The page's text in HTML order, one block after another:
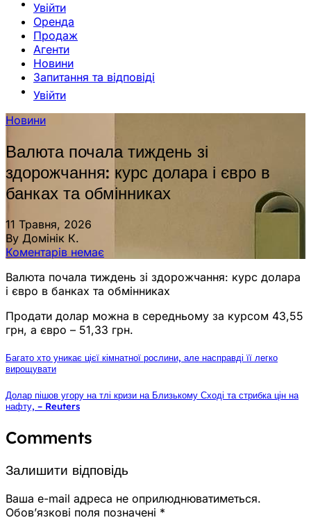
Увійти
Оренда
Продаж
Агенти
Новини
Запитання та відповіді
Увійти
Новини
Валюта почала тиждень зі
здорожчання: курс долара і євро в
банках та обмінниках
11 Травня, 2026
By Домінік К.
Коментарів немає
Валюта почала тиждень зі здорожчання: курс долара
і євро в банках та обмінниках
Продати долар можна в середньому за курсом 43,55
грн, а євро – 51,33 грн.
Багато хто уникає цієї кімнатної рослини, але насправді її легко
вирощувати
Долар пішов угору на тлі кризи на Близькому Сході та стрибка цін на
нафту, – Reuters
Comments
Залишити відповідь
Ваша e-mail адреса не оприлюднюватиметься.
Обов’язкові поля позначені *